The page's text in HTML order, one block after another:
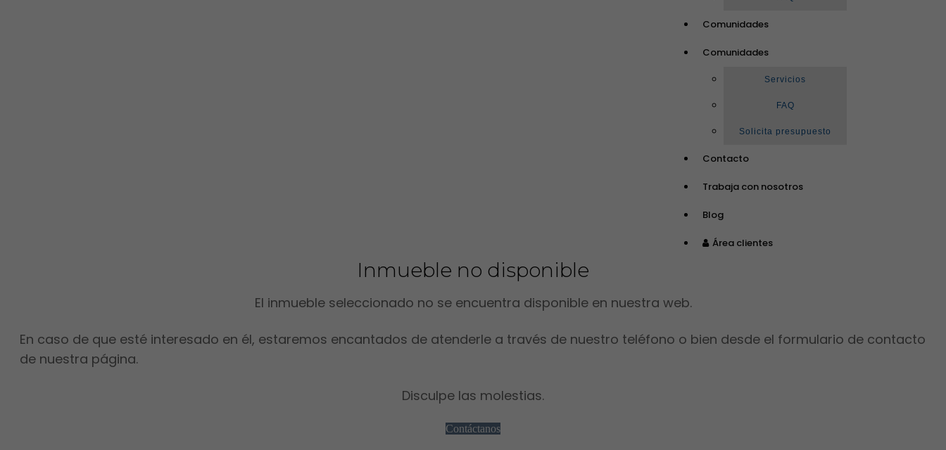
Comunidades
Comunidades
Servicios
FAQ
Solicita presupuesto
Contacto
Trabaja con nosotros
Blog
Área clientes
Inmueble no disponible
El inmueble seleccionado no se encuentra disponible en nuestra web.
En caso de que esté interesado en él, estaremos encantados de atenderle a través de nuestro teléfono o bien desde el formulario de contacto
de nuestra página.
Disculpe las molestias.
Contáctanos